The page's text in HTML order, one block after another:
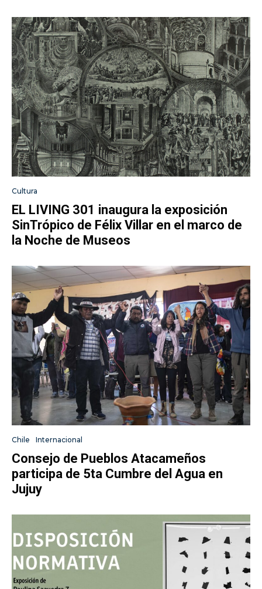
Cultura
EL LIVING 301 inaugura la exposición
SinTrópico de Félix Villar en el marco de
la Noche de Museos
Chile Internacional
Consejo de Pueblos Atacameños
participa de 5ta Cumbre del Agua en
Jujuy